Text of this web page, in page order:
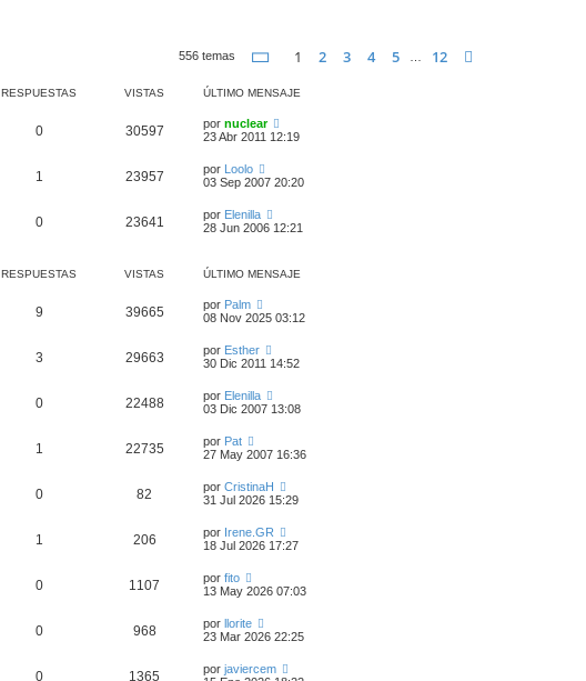
556 temas Página1 de 12
1 2 3 4 5 12
RESPUESTAS VISTAS ÚLTIMO MENSAJE
0 30597 por nuclear
23 Abr 2011 12:19
1 23957 por Loolo
03 Sep 2007 20:20
0 23641 por Elenilla
28 Jun 2006 12:21
RESPUESTAS VISTAS ÚLTIMO MENSAJE
9 39665 por Palm
08 Nov 2025 03:12
3 29663 por Esther
30 Dic 2011 14:52
0 22488 por Elenilla
03 Dic 2007 13:08
1 22735 por Pat
27 May 2007 16:36
0 82 por CristinaH
31 Jul 2026 15:29
1 206 por Irene.GR
18 Jul 2026 17:27
0 1107 por fito
13 May 2026 07:03
0 968 por llorite
23 Mar 2026 22:25
0 1365 por javiercem